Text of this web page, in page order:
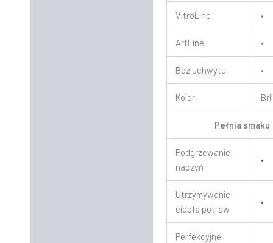
VitroLine •
ArtLine •
Bez uchwytu •
Kolor
Pełnia smaku
Podgrzewanie
naczyń
•
Utrzymywanie
ciepła potraw
•
Perfekcyjne